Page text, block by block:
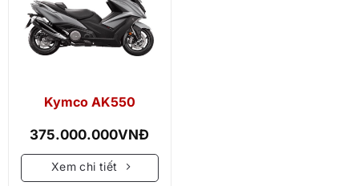
Kymco AK550
375.000.000VNĐ
Xem chi tiết